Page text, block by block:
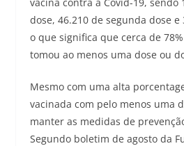
dose, 46.210 de segunda dose
o que significa que cerca de
tomou ao menos uma dose ou
Mesmo com uma alta
vacinada com pelo menos uma
manter as medidas de
Segundo boletim de agosto da